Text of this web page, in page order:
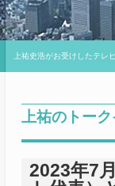
上祐史浩がお受けしたテレ
上祐のトー
2023年7